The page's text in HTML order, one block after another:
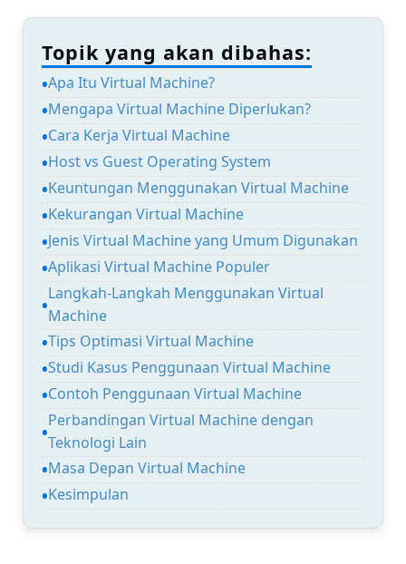
Topik yang akan dibahas:
Apa Itu Virtual Machine?
Mengapa Virtual Machine Diperlukan?
Cara Kerja Virtual Machine
Host vs Guest Operating System
Keuntungan Menggunakan Virtual Machine
Kekurangan Virtual Machine
Jenis Virtual Machine yang Umum Digunakan
Aplikasi Virtual Machine Populer
Langkah-Langkah Menggunakan Virtual
Machine
Tips Optimasi Virtual Machine
Studi Kasus Penggunaan Virtual Machine
Contoh Penggunaan Virtual Machine
Perbandingan Virtual Machine dengan
Teknologi Lain
Masa Depan Virtual Machine
Kesimpulan